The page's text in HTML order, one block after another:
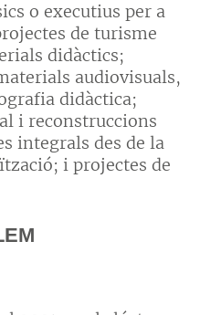
o executius per a
de turisme
didàctics;
audiovisuals,
didàctica;
i reconstruccions
integrals des de la
i projectes de